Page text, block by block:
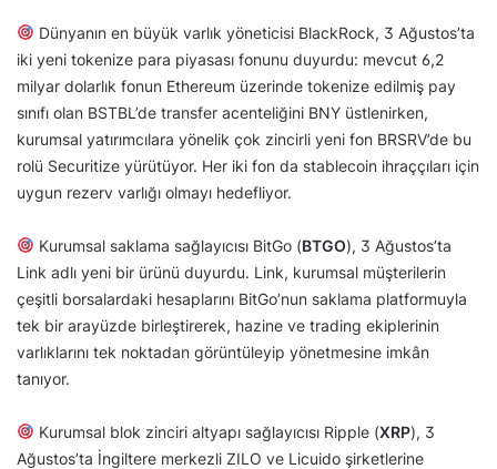
Dünyanın en büyük varlık yöneticisi BlackRock, 3 Ağustos’ta
iki yeni tokenize para piyasası fonunu duyurdu: mevcut 6,2
milyar dolarlık fonun Ethereum üzerinde tokenize edilmiş pay
sınıfı olan BSTBL’de transfer acenteliğini BNY üstlenirken,
kurumsal yatırımcılara yönelik çok zincirli yeni fon BRSRV’de bu
rolü Securitize yürütüyor. Her iki fon da stablecoin ihraççıları için
uygun rezerv varlığı olmayı hedefliyor.
Kurumsal saklama sağlayıcısı BitGo (BTGO), 3 Ağustos’ta
Link adlı yeni bir ürünü duyurdu. Link, kurumsal müşterilerin
çeşitli borsalardaki hesaplarını BitGo’nun saklama platformuyla
tek bir arayüzde birleştirerek, hazine ve trading ekiplerinin
varlıklarını tek noktadan görüntüleyip yönetmesine imkân
tanıyor.
Kurumsal blok zinciri altyapı sağlayıcısı Ripple (XRP), 3
Ağustos’ta İngiltere merkezli ZILO ve Licuido şirketlerine